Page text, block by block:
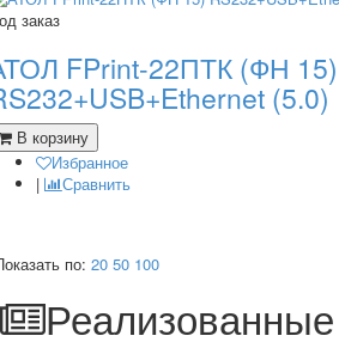
заказ
FPrint-22ПТК (ФН 15)
(5.0)
В корзину
Избранное
|
Сравнить
по: 20 50 100